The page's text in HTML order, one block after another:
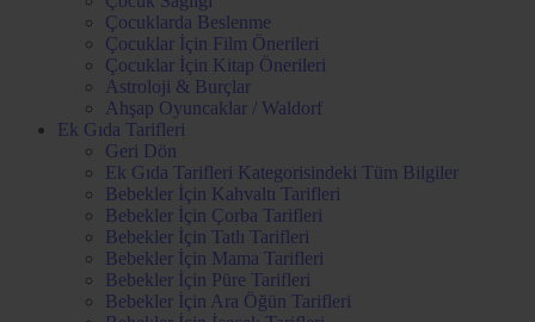
Çocuklarda Beslenme
Çocuklar İçin Film Önerileri
Çocuklar İçin Kitap Önerileri
Astroloji & Burçlar
Ahşap Oyuncaklar / Waldorf
Ek Gıda Tarifleri
Geri Dön
Ek Gıda Tarifleri Kategorisindeki Tüm Bilgiler
Bebekler İçin Kahvaltı Tarifleri
Bebekler İçin Çorba Tarifleri
Bebekler İçin Tatlı Tarifleri
Bebekler İçin Mama Tarifleri
Bebekler İçin Püre Tarifleri
Bebekler İçin Ara Öğün Tarifleri